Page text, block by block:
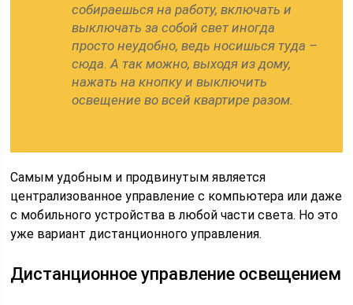
собираешься на работу, включать и
выключать за собой свет иногда
просто неудобно, ведь носишься туда –
сюда. А так можно, выходя из дому,
нажать на кнопку и выключить
освещение во всей квартире разом.
Самым удобным и продвинутым является
централизованное управление с компьютера или даже
с мобильного устройства в любой части света. Но это
уже вариант дистанционного управления.
Дистанционное управление освещением